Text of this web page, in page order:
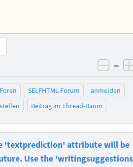
–
SELFHTML-Forum
anmelden
Beitrag im Thread-Baum
'textprediction' attribute will be
Use the